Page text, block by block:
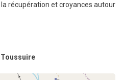
la récupération et croyances autour
Toussuire